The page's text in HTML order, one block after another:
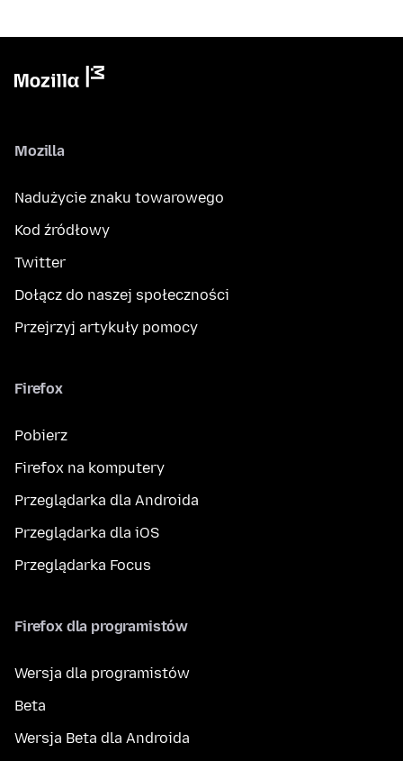
Mozilla
Nadużycie znaku towarowego
Kod źródłowy
Twitter
Dołącz do naszej społeczności
Przejrzyj artykuły pomocy
Firefox
Pobierz
Firefox na komputery
Przeglądarka dla Androida
Przeglądarka dla iOS
Przeglądarka Focus
Firefox dla programistów
Wersja dla programistów
Beta
Wersja Beta dla Androida